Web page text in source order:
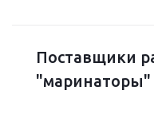
Поставщики
"маринаторы"